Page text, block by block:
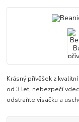
Krásný přívěšek z
od 3 let, nebezpečí
odstraňte visačku a